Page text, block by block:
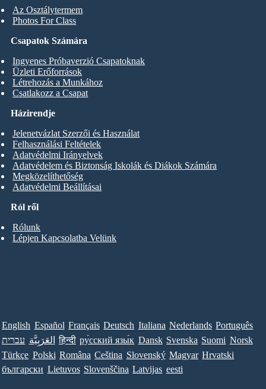
Az Osztálytermem
Photos For Class
Csapatok Számára
Ingyenes Próbaverzió Csapatoknak
Üzleti Erőforrások
Létrehozás a Munkához
Csatlakozz a Csapat
Ról ről
Rólunk
Lépjen Kapcsolatba Velünk
Házirendje
Jelenetvázlat Szerzői és Használat
Felhasználási Feltételek
Adatvédelmi Irányelvek
Adatvédelem és Biztonság Iskolák és Diákok Számára
Megközelíthetőség
Adatvédelmi Beállításai
English Español Français Deutsch Italiana Nederlands Português
עברית العَرَبِيَّة हिन्दी ру́сский язы́к Dansk Svenska Suomi Norsk
Türkçe Polski Româna Ceština Slovenský Magyar Hrvatski
български Lietuvos Slovenščina Latvijas eesti